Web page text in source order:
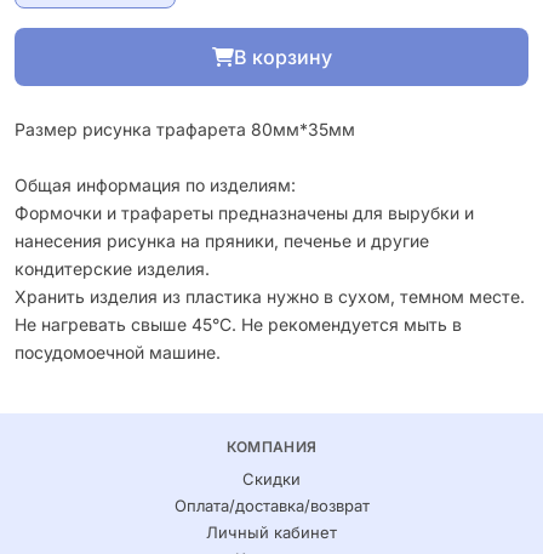
В корзину
Размер рисунка трафарета 80мм*35мм
Общая информация по изделиям:
Формочки и трафареты предназначены для вырубки и
нанесения рисунка на пряники, печенье и другие
кондитерские изделия.
Хранить изделия из пластика нужно в сухом, темном месте.
Не нагревать свыше 45°С. Не рекомендуется мыть в
посудомоечной машине.
КОМПАНИЯ
Скидки
Оплата/доставка/возврат
Личный кабинет